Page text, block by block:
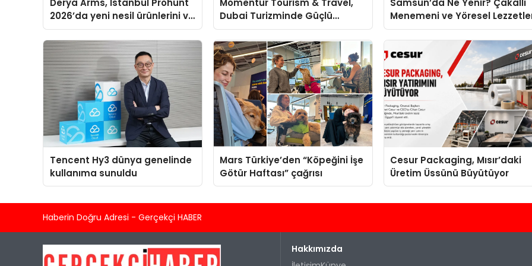
Derya Arms, İstanbul Prohunt
2026’da yeni nesil ürünlerini ve
global marka vizyonunu
sergiledi
Momentur Tourism & Travel,
Dubai Turizminde Güçlü
Operasyon Ağıyla Fark
Yaratıyor
Samsun’da Ne Yenir? Çakallı
Menemeni ve Yöresel
Tencent Hy3 dünya genelinde
kullanıma sunuldu
Mars Türkiye’den “Köpeğini İşe
Götür Haftası” çağrısı
Cesur Packaging, Mısır’daki
Üretim Üssünü Büyütüyor
Haberin Doğru Adresi - Gerçekçi HABER
Hakkımızda